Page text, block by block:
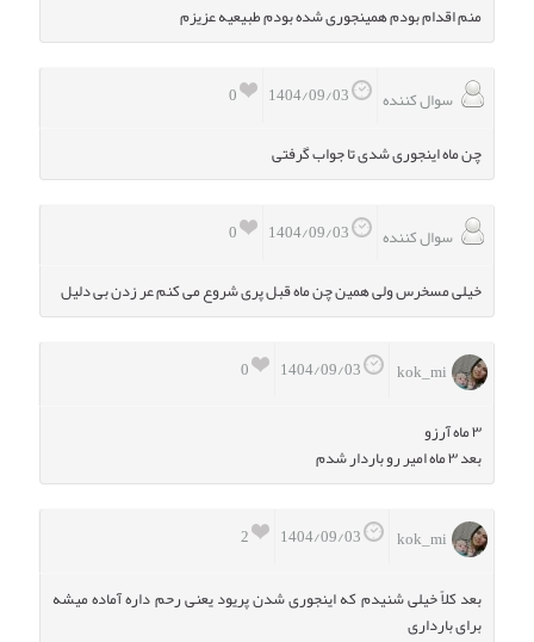
منم اقدام بودم همینجوری شده بودم طبیعیه عزیزم
0
سوال کننده
چن ماه اینجوری شدی تا جواب گرفتی
0
سوال کننده
خیلی مسخرس ولی همین چن ماه قبل پری شروع می کنم عر زدن بی دلیل
0
kok_mi ‌‌‌‌‌‌
۳ ماه آرزو
بعد ۳ ماه امیر رو باردار شدم
2
kok_mi ‌‌‌‌‌‌
بعد کلاً خیلی شنیدم که اینجوری شدن پریود یعنی رحم داره آماده میشه
برای بارداری